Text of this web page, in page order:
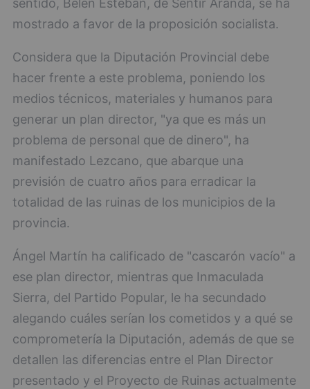
sentido, Belén Esteban, de Sentir Aranda, se ha
mostrado a favor de la proposición socialista.
Considera que la Diputación Provincial debe
hacer frente a este problema, poniendo los
medios técnicos, materiales y humanos para
generar un plan director, "ya que es más un
problema de personal que de dinero", ha
manifestado Lezcano, que abarque una
previsión de cuatro años para erradicar la
totalidad de las ruinas de los municipios de la
provincia.
Ángel Martín ha calificado de "cascarón vacío" a
ese plan director, mientras que Inmaculada
Sierra, del Partido Popular, le ha secundado
alegando cuáles serían los cometidos y a qué se
comprometería la Diputación, además de que se
detallen las diferencias entre el Plan Director
presentado y el Proyecto de Ruinas actualmente